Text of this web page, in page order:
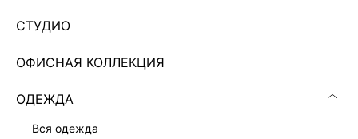
СТУДИО
ОФИСНАЯ КОЛЛЕКЦИЯ
ОДЕЖДА
вся одежда